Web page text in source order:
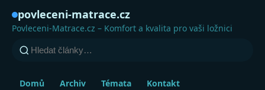
povleceni-matrace.cz
Povleceni-Matrace.cz – Komfort a kvalita pro vaši ložnici
Domů Archiv Témata
Kontakt